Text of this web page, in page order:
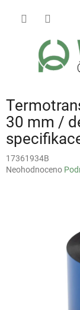
30 mm /
17361934B
Průměrné
Neohodnoceno